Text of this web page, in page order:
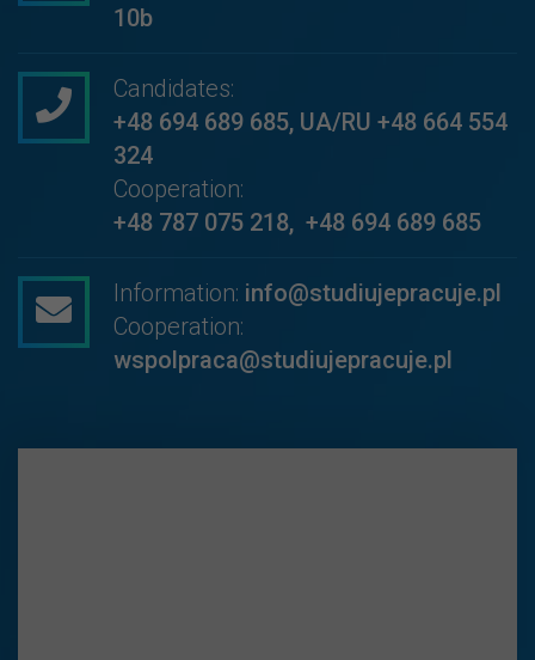
10b
Candidates:
+48 694 689 685, UA/RU +48 664 554
324
Cooperation:
+48 787 075 218, +48 694 689 685
Information: info@studiujepracuje.pl
Cooperation:
wspolpraca@studiujepracuje.pl